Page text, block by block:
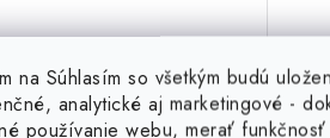
na Súhlasím so všetkým budú
analytické aj marketingové -
používanie webu, merať